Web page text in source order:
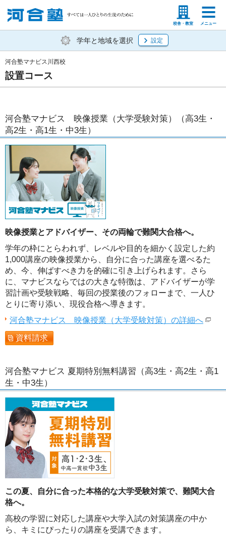
校舎・教室 メニュー
塾生の方 高等学校の先生
学年と地域を選択 設定
設置コース
河合塾マナビス川西校
河合塾マナビス 映像授業（大学受験対策）（高3生・
高2生・高1生・中3生）
映像授業とアドバイザー、その両輪で難関大合格へ。
学年の枠にとらわれず、レベルや目的を細かく設定した約
1,000講座の映像授業から、自分に合った講座を選べるた
め、今、伸ばすべき力を的確に引き上げられます。さら
に、マナビスならではの大きな特徴は、アドバイザーが学
習計画や受験戦略、毎回の授業後のフォローまで、一人ひ
とりに寄り添い、現役合格へ導きます。
河合塾マナビス 映像授業（大学受験対策）の詳細へ
資料請求
河合塾マナビス 夏期特別無料講習（高3生・高2生・高1
生・中3生）
この夏、自分に合った本格的な大学受験対策で、難関大合
格へ。
高校の学習に対応した講座や大学入試の対策講座の中か
ら、キミにぴったりの講座を受講できます。